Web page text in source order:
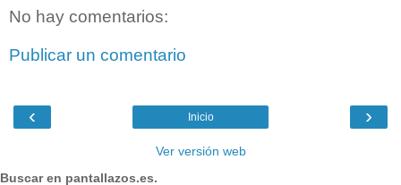
No hay comentarios:
Publicar un comentario
‹ ›
Inicio
Ver versión web
Buscar en pantallazos.es.